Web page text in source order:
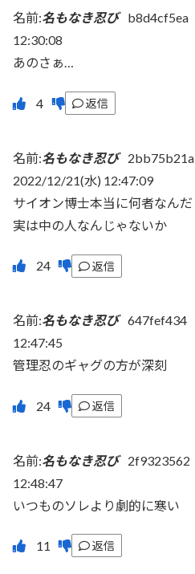
名前:名もなき忍び b8d4cf5ea
12:30:08
あのさぁ…
返信
名前:名もなき忍び 2bb75b21a
2022/12/21(水) 12:47:09
サイオン博士本当に何者なんだ
実は中の人なんじゃないか
返信
名前:名もなき忍び 647fef434
12:47:45
管理忍のギャグの方が深刻
返信
名前:名もなき忍び 2f9323562
12:48:47
いつものソレより劇的に寒い
返信